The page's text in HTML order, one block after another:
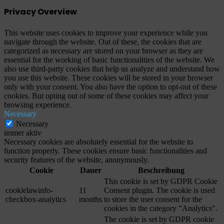
Privacy Overview
This website uses cookies to improve your experience while you
navigate through the website. Out of these, the cookies that are
categorized as necessary are stored on your browser as they are
essential for the working of basic functionalities of the website. We
also use third-party cookies that help us analyze and understand how
you use this website. These cookies will be stored in your browser
only with your consent. You also have the option to opt-out of these
cookies. But opting out of some of these cookies may affect your
browsing experience.
Necessary
Necessary
immer aktiv
Necessary cookies are absolutely essential for the website to
function properly. These cookies ensure basic functionalities and
security features of the website, anonymously.
Cookie
Dauer Beschreibung
cookielawinfo-
checkbox-analytics
11
months
This cookie is set by GDPR Cookie
Consent plugin. The cookie is used
to store the user consent for the
cookies in the category "Analytics".
The cookie is set by GDPR cookie